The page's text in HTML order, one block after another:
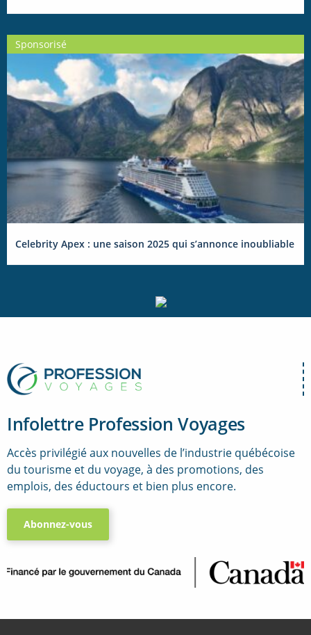
Sponsorisé
Celebrity Apex : une saison 2025 qui s’annonce inoubliable
Infolettre Profession Voyages
Accès privilégié aux nouvelles de l’industrie québécoise
du tourisme et du voyage, à des promotions, des
emplois, des éductours et bien plus encore.
Abonnez-vous